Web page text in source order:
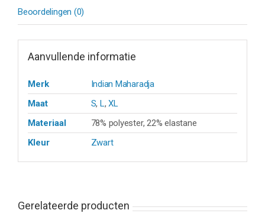
Beoordelingen (0)
Aanvullende informatie
Merk
Indian Maharadja
Maat
S, L,XL
Materiaal
78% polyester, 22% elastane
Kleur
Zwart
Gerelateerde producten